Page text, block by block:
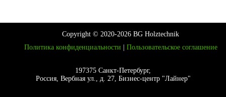
Copyright © 2020-2026 BG Holztechnik
Политика конфиденциальности
Пользовательское соглашение
197375 Санкт-Петербург,
Россия, Вербная ул., д. 27, Бизнес-центр "Лайнер"